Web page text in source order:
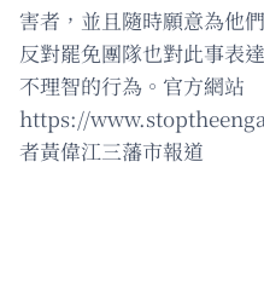
害者，並且隨時願意為他
反對罷免團隊也對此事表
不理智的行為。官方網站
https://
者黃偉江三藩市報道